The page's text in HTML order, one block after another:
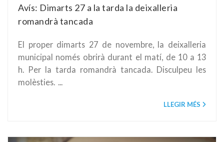
Avís: Dimarts 27 a la tarda la deixalleria
romandrà tancada
El proper dimarts 27 de novembre, la deixalleria
municipal només obrirà durant el matí, de 10 a 13
h. Per la tarda romandrà tancada. Disculpeu les
molèsties. ...
LLEGIR MÉS